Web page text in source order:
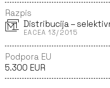
Razpis
Distribucija –
EACEA 13/2015
Podpora EU
5.300 EUR